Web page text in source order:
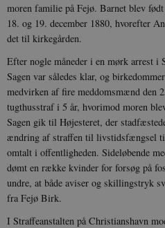
moren familie på Fejø. Barnet blev
18. og 19. december 1880, hvorefter
det til kirkegården.
Efter nogle måneder i en mørk arrest i
Sagen var således klar, og
medvirken af fire meddomsmænd den
tugthusstraf i 5 år, hvorimod moren
Sagen gik til Højesteret, der
ændring af straffen til livstidsfængsel
omtalt i offentligheden. Sideløbende
dømt en række kvinder for forsøg på
undre, at både aviser og skillingstryk
fra Fejø Birk.
I Straffeanstalten på Christianshavn